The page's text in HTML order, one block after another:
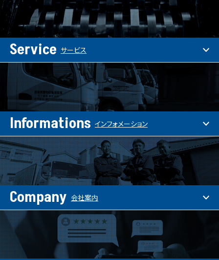
Service サービス
Informations インフォメーション
Company 会社案内